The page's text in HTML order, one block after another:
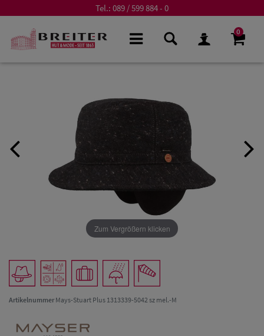
Tel.: 089 / 599 884 - 0
0
Zum Vergrößern klicken
ArtikelnummerMays-Stuart Plus 1313339-5042 sz mel.-M